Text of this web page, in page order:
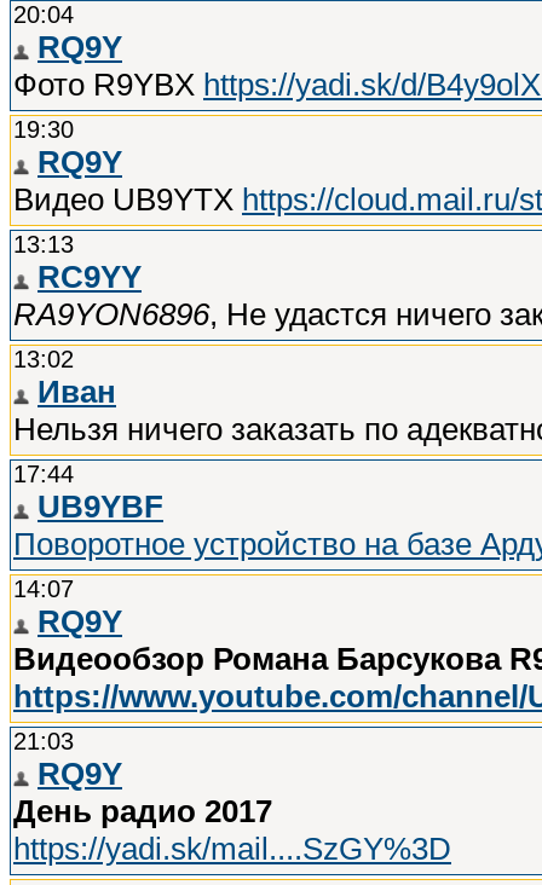
20:04
RQ9Y
Фото R9YBX https://yadi.sk/d/
19:30
RQ9Y
Видео UB9YTX https://cloud.mail.ru/
13:13
RC9YY
RA9YON6896, Не удастся ничего
13:02
Иван
Нельзя ничего заказать по
17:44
UB9YBF
Поворотное устройство на базе
14:07
RQ9Y
Видеообзор Романа Барсукова
https://www.youtube.com/channel/
21:03
RQ9Y
День радио 2017
https://yadi.sk/mail....SzGY%3D